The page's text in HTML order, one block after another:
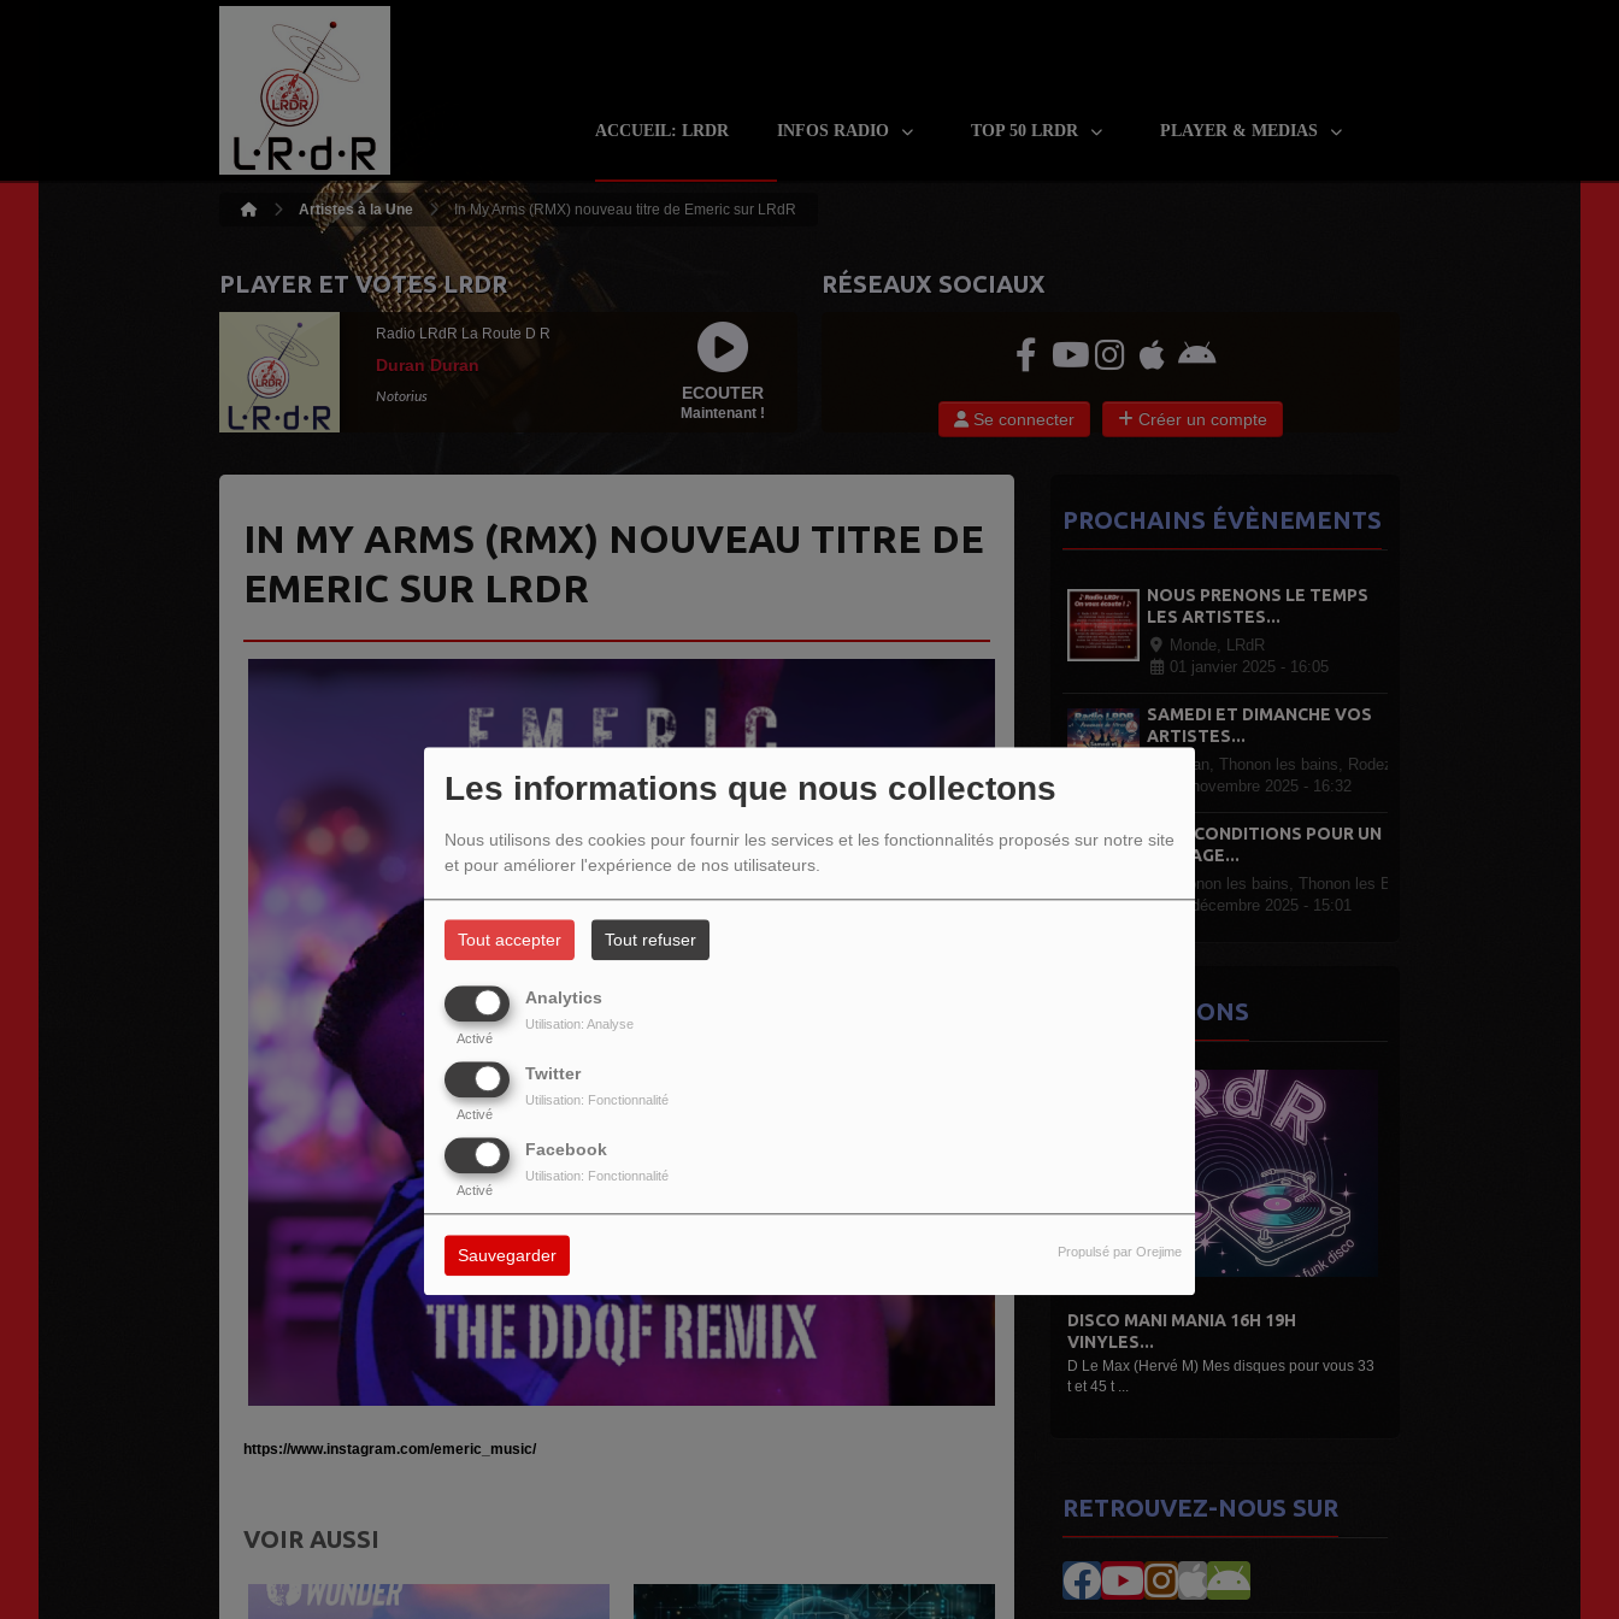
Les informations que nous collectons
Nous utilisons des cookies pour fournir les services et les fonctionnalités proposés sur notre site
et pour améliorer l'expérience de nos utilisateurs.
Tout accepter Tout refuser
Analytics
Activé
Utilisation: Analyse
Twitter
Activé
Utilisation: Fonctionnalité
Facebook
Activé
Utilisation: Fonctionnalité
Sauvegarder Propulsé par Orejime
ACCUEIL: LRDR INFOS RADIO TOP 50 LRDR PLAYER & MEDIAS
Artistes à la Une In My Arms (RMX) nouveau titre de Emeric sur LRdR
PLAYER ET VOTES LRDR
ECOUTER
Maintenant !
Radio LRdR La Route D R
Duran Duran
Notorius
RÉSEAUX SOCIAUX
Se connecter Créer un compte
IN MY ARMS (RMX) NOUVEAU TITRE DE
EMERIC SUR LRDR
https://www.instagram.com/emeric_music/
VOIR AUSSI
PROCHAINS ÉVÈNEMENTS
NOUS PRENONS LE TEMPS
LES ARTISTES...
Monde, LRdR
01 janvier 2025 - 16:05
SAMEDI ET DIMANCHE VOS
ARTISTES...
Evian, Thonon les bains, Rodez Paris, partout en France
07 novembre 2025 - 16:32
LRDR CONDITIONS POUR UN
PASSAGE...
Thonon les bains, Thonon les Bains
07 décembre 2025 - 15:01
LES ÉMISSIONS
DISCO MANI MANIA 16H 19H
D Le Max (Hervé M) Mes disques pour vous 33
DE L'AIR...LES DÉCOUVERTES
Une belle émission musicale des découvertes,
RETROUVEZ-NOUS SUR